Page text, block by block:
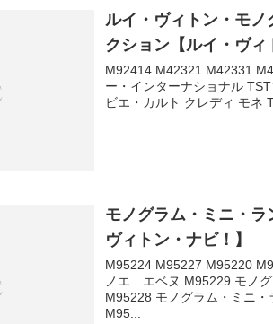
ルイ・ヴィトン・モ
クション【ルイ・ヴィ
M92414 M42321 M42331
ー・インターナショナル
ビエ・カルト クレディ モネ
モノグラム・ミニ・ラ
ヴィトン・ナビ！】
M95224 M95227 M95220
ノエ エベヌ M95229 モノ
M95228 モノグラム・ミニ
M95...